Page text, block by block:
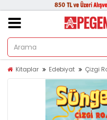
Kitaplar Edebiyat Çizgi